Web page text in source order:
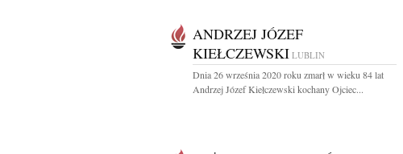
ANDRZEJ JÓZEF
KIEŁCZEWSKI LUBLIN
Dnia 26 września 2020 roku zmarł w wieku 84 lat
Andrzej Józef Kiełczewski kochany Ojciec...